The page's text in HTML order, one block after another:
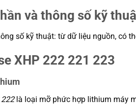
và thông số kỹ
số kỹ thuật: từ dữ liệu nguồn, có
XHP 222 221 223
là loại mỡ phức hợp lithium máy